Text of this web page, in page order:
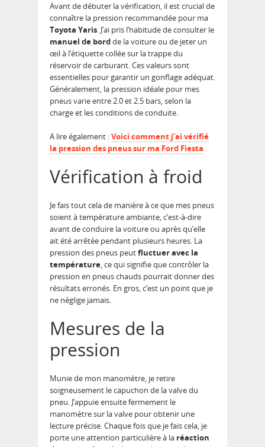
Avant de débuter la vérification, il est crucial de
connaître la pression recommandée pour ma
Toyota Yaris. J’ai pris l’habitude de consulter le
manuel de bordde la voiture ou de jeter un
œil à l’étiquette collée sur la trappe du
réservoir de carburant. Ces valeurs sont
essentielles pour garantir un gonflage adéquat.
Généralement, la pression idéale pour mes
pneus varie entre 2.0 et 2.5 bars, selon la
charge et les conditions de conduite.
A lire également :Voici comment j’ai vérifié
la pression des pneus sur ma Ford Fiesta
Vérification à froid
Je fais tout cela de manière à ce que mes pneus
soient à température ambiante, c’est-à-dire
avant de conduire la voiture ou après qu’elle
ait été arrêtée pendant plusieurs heures. La
pression des pneus peutfluctuer avec la
température, ce qui signifie que contrôler la
pression en pneus chauds pourrait donner des
résultats erronés. En gros, c’est un point que je
ne néglige jamais.
Mesures de la
pression
Munie de mon manomètre, je retire
soigneusement le capuchon de la valve du
pneu. J’appuie ensuite fermement le
manomètre sur la valve pour obtenir une
lecture précise. Chaque fois que je fais cela, je
porte une attention particulière à la réaction